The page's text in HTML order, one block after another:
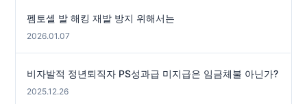
펨토셀 발 해킹 재발 방지 위해서는
2026.01.07
비자발적 정년퇴직자 PS성과급 미지급은 임금체불 아닌가?
2025.12.26